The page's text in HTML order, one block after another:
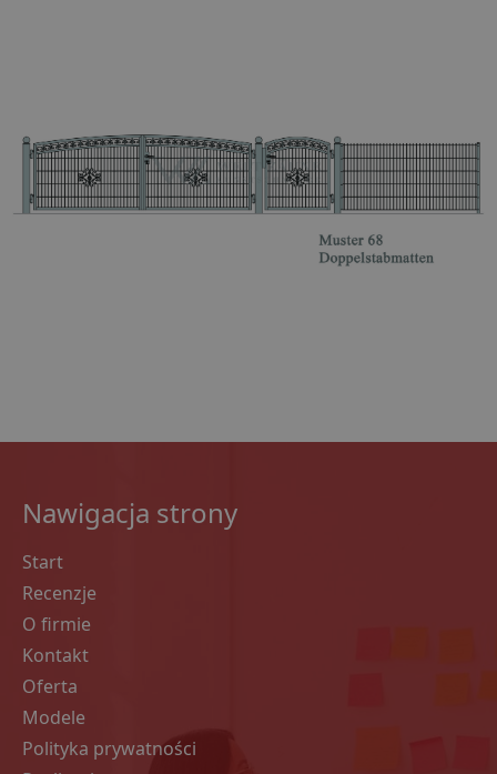
Nawigacja strony
Start
Recenzje
O firmie
Kontakt
Oferta
Modele
Polityka prywatności